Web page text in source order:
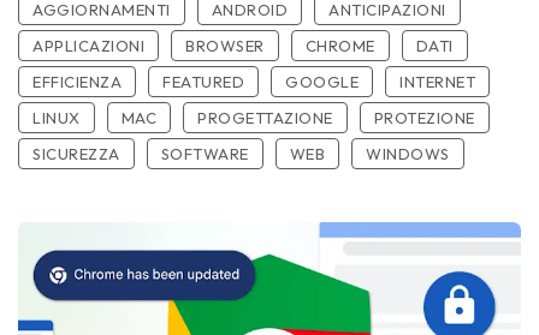
AGGIORNAMENTI ANDROID
ANTICIPAZIONI
APPLICAZIONI
BROWSER CHROME
DATI
EFFICIENZA
FEATURED GOOGLE
INTERNET
LINUX
MAC PROGETTAZIONE
PROTEZIONE
SICUREZZA
SOFTWARE WEB WINDOWS